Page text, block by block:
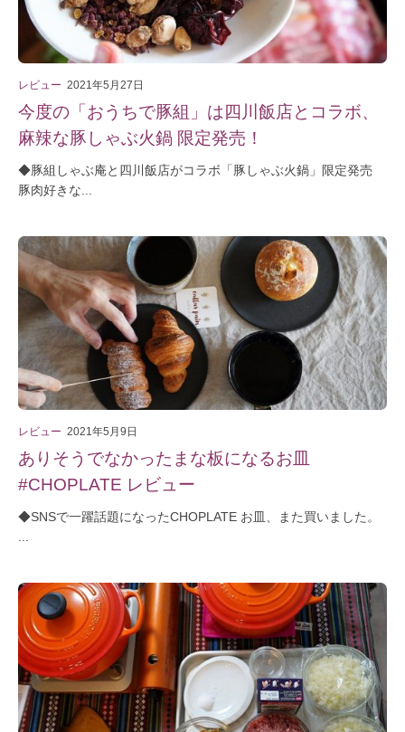
レビュー 2021年5月27日
今度の「おうちで豚組」は四川飯店とコラボ、
麻辣な豚しゃぶ火鍋 限定発売！
◆豚組しゃぶ庵と四川飯店がコラボ「豚しゃぶ火鍋」限定発売
豚肉好きな...
レビュー 2021年5月9日
ありそうでなかったまな板になるお皿
#CHOPLATE レビュー
◆SNSで一躍話題になったCHOPLATE お皿、また買いました。